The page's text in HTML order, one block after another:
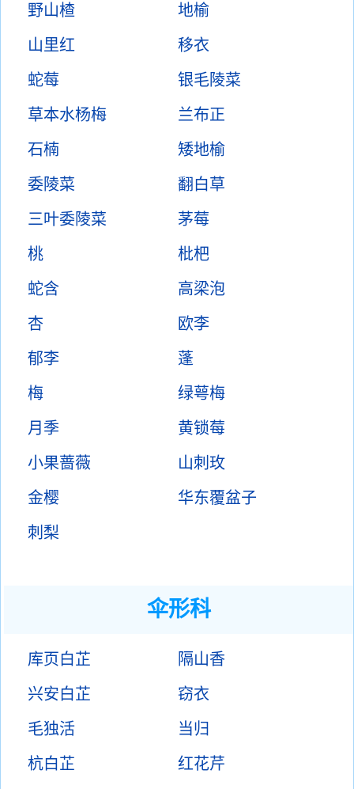
野山楂
地榆
山里红
移衣
蛇莓
银毛陵菜
草本水杨梅
兰布正
石楠
矮地榆
委陵菜
翻白草
三叶委陵菜
茅莓
桃
枇杷
蛇含
高梁泡
杏
欧李
郁李
蓬
梅
绿萼梅
月季
黄锁莓
小果蔷薇
山刺玫
金樱
华东覆盆子
刺梨
伞形科
库页白芷
隔山香
兴安白芷
窃衣
毛独活
当归
杭白芷
红花芹